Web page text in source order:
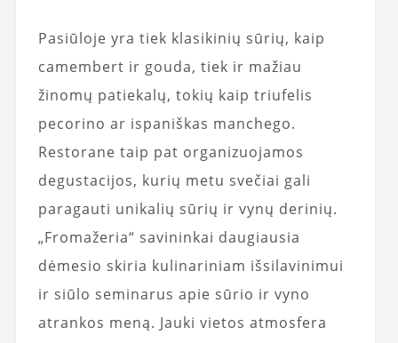
Pasiūloje yra tiek klasikinių sūrių, kaip
camembert ir gouda, tiek ir mažiau
žinomų patiekalų, tokių kaip triufelis
pecorino ar ispaniškas manchego.
Restorane taip pat organizuojamos
degustacijos, kurių metu svečiai gali
paragauti unikalių sūrių ir vynų derinių.
„Fromažeria“ savininkai daugiausia
dėmesio skiria kulinariniam išsilavinimui
ir siūlo seminarus apie sūrio ir vyno
atrankos meną. Jauki vietos atmosfera